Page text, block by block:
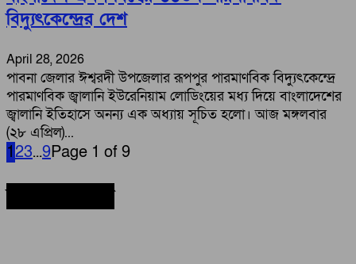
বিদ্যুৎকেন্দ্রের দেশ
April 28, 2026
পাবনা জেলার ঈশ্বরদী উপজেলার রূপপুর পারমাণবিক বিদ্যুৎকেন্দ্রে
পারমাণবিক জ্বালানি ইউরেনিয়াম লোডিংয়ের মধ্য দিয়ে বাংলাদেশের
জ্বালানি ইতিহাসে অনন্য এক অধ্যায় সূচিত হলো। আজ মঙ্গলবার
(২৮ এপ্রিল)...
123...9Page 1 of 9